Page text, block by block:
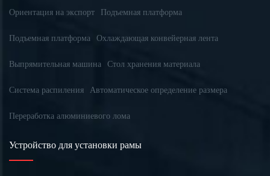
Ориентация на экспорт Подъемная платформа
Подъемная платформа Охлаждающая конвейерная лента
Выпрямительная машина Стол хранения материала
Система распиления Автоматическое определение размера
Переработка алюминиевого лома
Устройство для установки рамы